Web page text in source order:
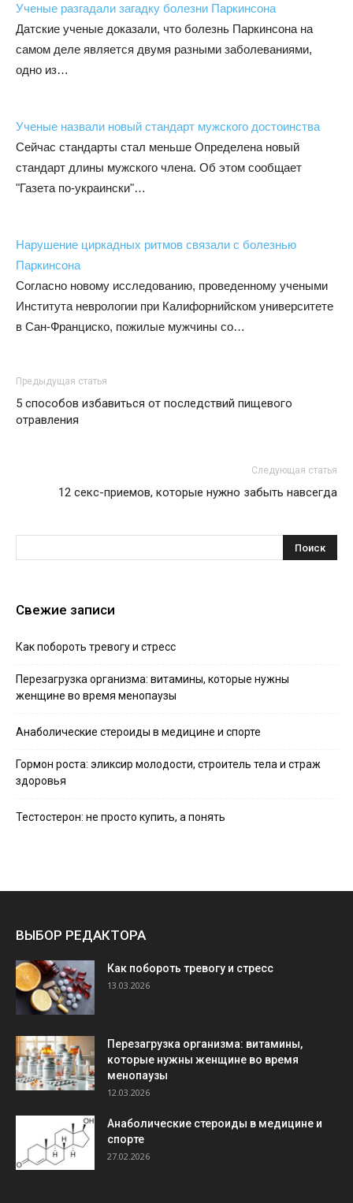
Ученые разгадали загадку болезни Паркинсона
Датские ученые доказали, что болезнь Паркинсона на
самом деле является двумя разными заболеваниями,
одно из…
Ученые назвали новый стандарт мужского достоинства
Сейчас стандарты стал меньше Определена новый
стандарт длины мужского члена. Об этом сообщает
"Газета по-украински"…
Нарушение циркадных ритмов связали с болезнью
Паркинсона
Согласно новому исследованию, проведенному учеными
Института неврологии при Калифорнийском университете
в Сан-Франциско, пожилые мужчины со…
Предыдущая статья
5 способов избавиться от последствий пищевого
отравления
Следующая статья
12 секс-приемов, которые нужно забыть навсегда
Свежие записи
Как побороть тревогу и стресс
Перезагрузка организма: витамины, которые нужны
женщине во время менопаузы
Анаболические стероиды в медицине и спорте
Гормон роста: эликсир молодости, строитель тела и страж
здоровья
Тестостерон: не просто купить, а понять
ВЫБОР РЕДАКТОРА
Как побороть тревогу и стресс
13.03.2026
Перезагрузка организма: витамины,
которые нужны женщине во время
менопаузы
12.03.2026
Анаболические стероиды в медицине и
спорте
27.02.2026